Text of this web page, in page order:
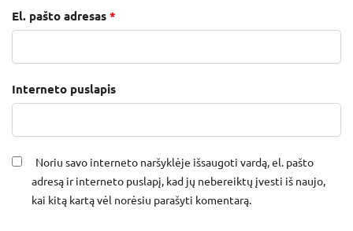
El. pašto adresas *
Interneto puslapis
Noriu savo interneto naršyklėje išsaugoti vardą, el. pašto
adresą ir interneto puslapį, kad jų nebereiktų įvesti iš naujo,
kai kitą kartą vėl norėsiu parašyti komentarą.